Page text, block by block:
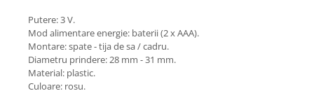
Putere: 3 V.
Mod alimentare energie: baterii (2 x AAA).
Montare: spate - tija de sa / cadru.
Diametru prindere: 28 mm - 31 mm.
Material: plastic.
Culoare: rosu.